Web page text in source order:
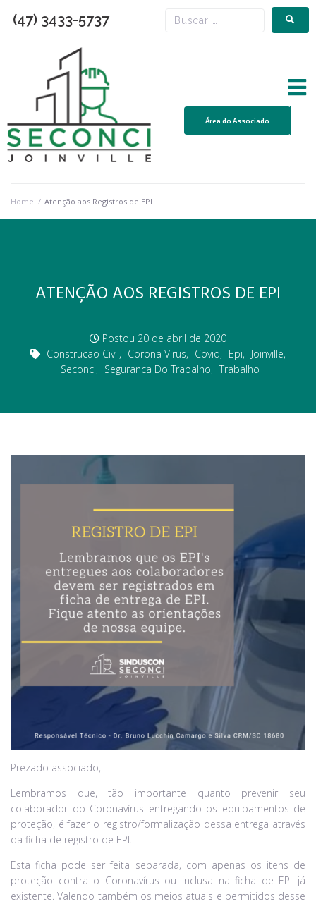
(47) 3433-5737
Área do Associado
Home / Atenção aos Registros de EPI
ATENÇÃO AOS REGISTROS DE EPI
Postou 20 de abril de 2020
Construcao Civil, Corona Virus, Covid, Epi, Joinville,
Seconci, Seguranca Do Trabalho, Trabalho
Prezado associado,
Lembramos que, tão importante quanto prevenir seu
colaborador do Coronavírus entregando os equipamentos de
proteção, é fazer o registro/formalização dessa entrega através
da ficha de registro de EPI.
Esta ficha pode ser feita separada, com apenas os itens de
proteção contra o Coronavírus ou inclusa na ficha de EPI já
existente. Valendo também os meios atuais e permitidos desse